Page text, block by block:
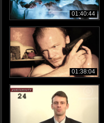
01:40:44
01:38:04